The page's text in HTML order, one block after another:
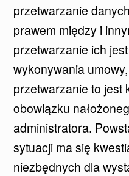
przetwarzanie
prawem między i
przetwarzanie ich
wykonywania
przetwarzanie to jest
obowiązku
administratora.
sytuacji ma się
niezbędnych dla